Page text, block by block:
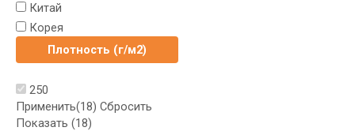
Китай
Корея
Плотность (г/м2)
250
Применить(18) Сбросить
Показать (18)